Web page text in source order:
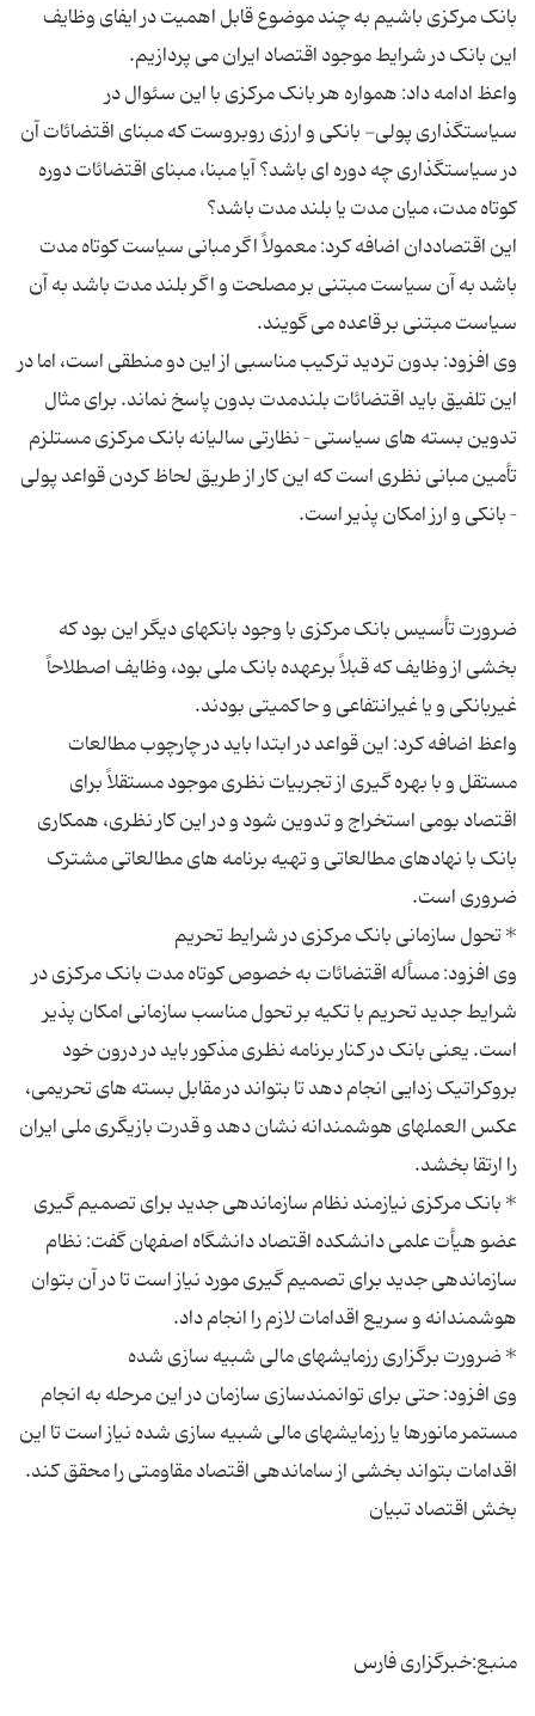
بانک مرکزی باشیم به چند موضوع قابل اهمیت در ایفای وظایف
واعظ ادامه داد: همواره هر بانک مرکزی با این سئوال در
سیاستگذاری پولی- بانکی و ارزی روبروست که مبنای اقتضائات آن
در سیاستگذاری چه دوره ای باشد؟ آیا مبنا، مبنای اقتضائات دوره
این اقتصاددان اضافه کرد: معمولاً اگر مبانی سیاست کوتاه مدت
باشد به آن سیاست مبتنی بر مصلحت و اگر بلند مدت باشد به آن
وی افزود: بدون تردید ترکیب مناسبی از این دو منطقی است، اما در
این تلفیق باید اقتضائات بلندمدت بدون پاسخ نماند. برای مثال
تدوین بسته های سیاستی – نظارتی سالیانه بانک مرکزی مستلزم
تأمین مبانی نظری است که این کار از طریق لحاظ کردن قواعد پولی
ضرورت تأسیس بانک مرکزی با وجود بانکهای دیگر این بود که
بخشی از وظایف که قبلاً برعهده بانک ملی بود، وظایف اصطلاحاً
واعظ اضافه کرد: این قواعد در ابتدا باید در چارچوب مطالعات
مستقل و با بهره گیری از تجربیات نظری موجود مستقلاً برای
اقتصاد بومی استخراج و تدوین شود و در این کار نظری، همکاری
بانک با نهادهای مطالعاتی و تهیه برنامه های مطالعاتی مشترک
وی افزود: مسأله اقتضائات به خصوص کوتاه مدت بانک مرکزی در
شرایط جدید تحریم با تکیه بر تحول مناسب سازمانی امکان پذیر
است. یعنی بانک در کنار برنامه نظری مذکور باید در درون خود
بروکراتیک زدایی انجام دهد تا بتواند در مقابل بسته های تحریمی،
عکس العملهای هوشمندانه نشان دهد و قدرت بازیگری ملی ایران
عضو هیأت علمی دانشکده اقتصاد دانشگاه اصفهان گفت: نظام
سازماندهی جدید برای تصمیم گیری مورد نیاز است تا در آن بتوان
وی افزود: حتی برای توانمندسازی سازمان در این مرحله به انجام
مستمر مانورها یا رزمایشهای مالی شبیه سازی شده نیاز است تا این